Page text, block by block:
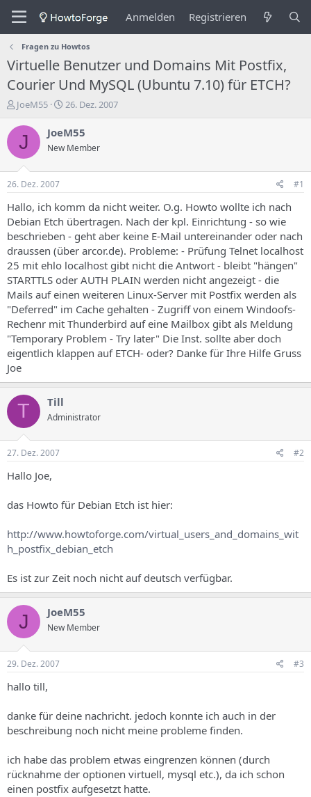
Anmelden Registrieren
Fragen zu Howtos
Virtuelle Benutzer und Domains Mit Postfix,
Courier Und MySQL (Ubuntu 7.10) für ETCH?
E
s
e
e
r
d
e
s
T
h
e
m
a
s
JoeM55
E
s
e
n
g
s
d
a
t
u
m
26. Dez. 2007
J JoeM55
New Member
26. Dez. 2007 #1
Hallo, ich komm da nicht weiter. O.g. Howto wollte ich nach
Debian Etch übertragen. Nach der kpl. Einrichtung - so wie
beschrieben - geht aber keine E-Mail untereinander oder nach
draussen (über arcor.de). Probleme: - Prüfung Telnet localhost
25 mit ehlo localhost gibt nicht die Antwort - bleibt "hängen"
STARTTLS oder AUTH PLAIN werden nicht angezeigt - die
Mails auf einen weiteren Linux-Server mit Postfix werden als
"Deferred" im Cache gehalten - Zugriff von einem Windoofs-
Rechenr mit Thunderbird auf eine Mailbox gibt als Meldung
"Temporary Problem - Try later" Die Inst. sollte aber doch
eigentlich klappen auf ETCH- oder? Danke für Ihre Hilfe Gruss
Joe
T Till
Administrator
27. Dez. 2007 #2
Hallo Joe,
das Howto für Debian Etch ist hier:
http://www.howtoforge.com/virtual_users_and_domains_wit
h_postfix_debian_etch
Es ist zur Zeit noch nicht auf deutsch verfügbar.
J JoeM55
New Member
29. Dez. 2007 #3
hallo till,
danke für deine nachricht. jedoch konnte ich auch in der
beschreibung noch nicht meine probleme finden.
ich habe das problem etwas eingrenzen können (durch
rücknahme der optionen virtuell, mysql etc.), da ich schon
einen postfix aufgesetzt hatte.